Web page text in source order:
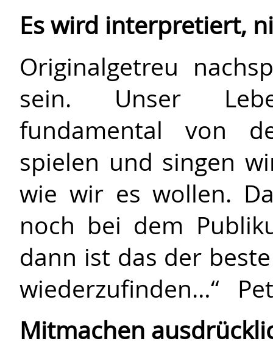
Es wird interpretiert,
Originalgetreu
sein. Unser
fundamental von
spielen und singen
wie wir es wollen.
noch bei dem
dann ist das der
wiederzufinden…“
Mitmachen